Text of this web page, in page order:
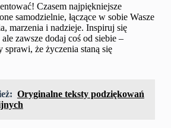
Czasem najpiękniejsze
samodzielnie, łączące w sobie Wasze
marzenia i nadzieje. Inspiruj się
zawsze dodaj coś od siebie –
sprawi, że życzenia staną się
Oryginalne teksty podziękowań